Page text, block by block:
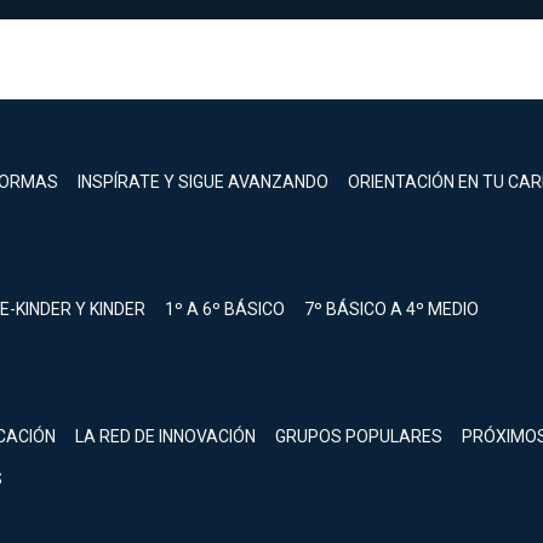
INSPÍRATE Y SIGUE AVANZANDO ORIENTACIÓN EN TU
KINDER Y KINDER 1º A 6º BÁSICO 7º BÁSICO A 4º MEDIO
LA RED DE INNOVACIÓN GRUPOS POPULARES
Inicia sesión.